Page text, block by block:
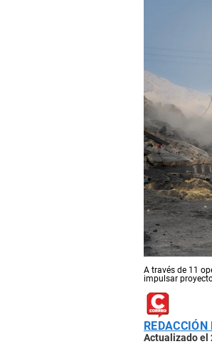
A través de 11
impulsar
REDACCIÓN
Actualizado el